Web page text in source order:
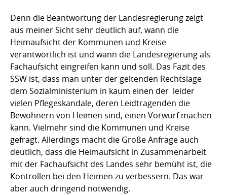
Denn die Beantwortung der Landesregierung zeigt
aus meiner Sicht sehr deutlich auf, wann die
Heimaufsicht der Kommunen und Kreise
verantwortlich ist und wann die Landesregierung als
Fachaufsicht eingreifen kann und soll. Das Fazit des
SSW ist, dass man unter der geltenden Rechtslage
dem Sozialministerium in kaum einen der  leider 
vielen Pflegeskandale, deren Leidtragenden die
Bewohnern von Heimen sind, einen Vorwurf machen
kann. Vielmehr sind die Kommunen und Kreise
gefragt. Allerdings macht die Große Anfrage auch
deutlich, dass die Heimaufsicht in Zusammenarbeit
mit der Fachaufsicht des Landes sehr bemüht ist, die
Kontrollen bei den Heimen zu verbessern. Das war
aber auch dringend notwendig.